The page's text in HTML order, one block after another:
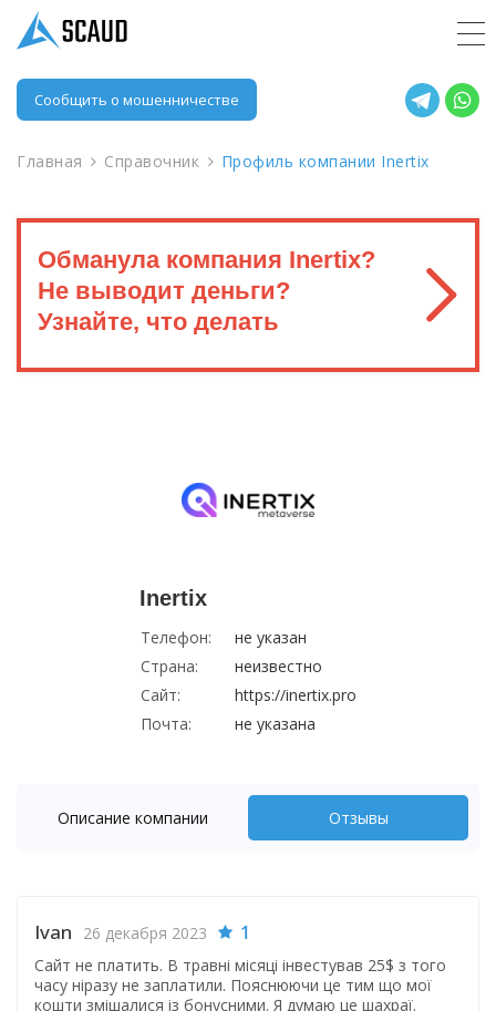
Сообщить о мошенничестве
Главная Справочник Профиль компании Inertix
Обманула компания Inertix?
Не выводит деньги?
Узнайте, что делать
Inertix
Телефон:
не указан
Страна:
неизвестно
Сайт:
https://inertix.pro
Почта:
не указана
Описание компании Отзывы
Ivan 26 декабря 2023 1
Сайт не платить. В травні місяці інвестував 25$ з того
часу ніразу не заплатили. Пояснюючи це тим що мої
кошти змішалися із бонусними. Я думаю це шахраї.